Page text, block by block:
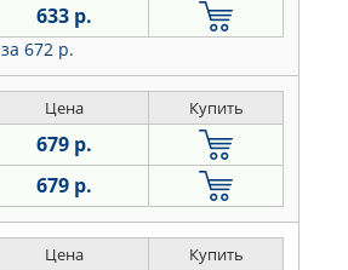
633 р.
за 672 р.
Цена Купить
679 р.
679 р.
Цена Купить